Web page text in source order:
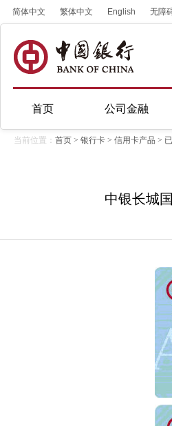
简体中文 繁体中文 English 无障
首页 公司金融
当前位置： 首页 > 银行卡 > 信用卡产品 >
中银长城